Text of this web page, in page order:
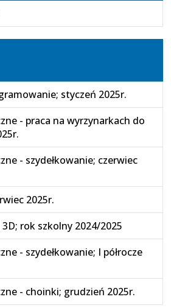
styczeń 2025r.
- praca na wyrzynarkach do
- szydełkowanie; czerwiec
2025r.
rok szkolny 2024/2025
- szydełkowanie; I półrocze
- choinki; grudzień 2025r.